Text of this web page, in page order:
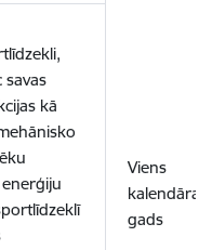
Viens
kalendāra
gads
savas
kā